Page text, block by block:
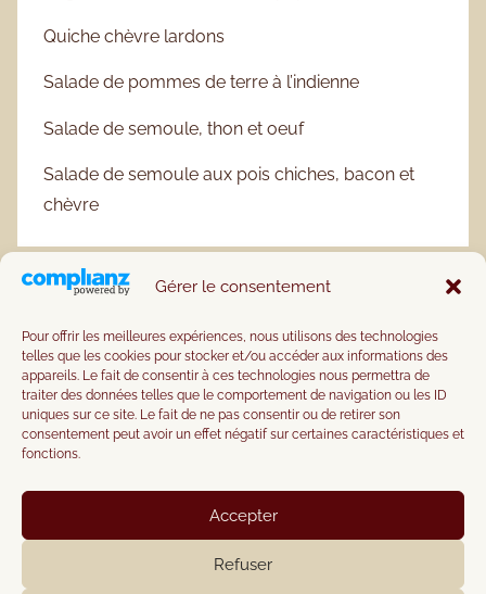
Gérer le consentement
Pour offrir les meilleures expériences, nous utilisons des technologies
telles que les cookies pour stocker et/ou accéder aux informations des
appareils. Le fait de consentir à ces technologies nous permettra de
traiter des données telles que le comportement de navigation ou les ID
uniques sur ce site. Le fait de ne pas consentir ou de retirer son
consentement peut avoir un effet négatif sur certaines caractéristiques et
fonctions.
Accepter
Refuser
Quiche chèvre lardons
Salade de pommes de terre à l’indienne
Salade de semoule, thon et oeuf
Salade de semoule aux pois chiches, bacon et
chèvre